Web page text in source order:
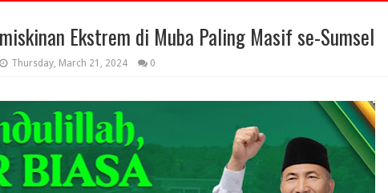
Ekstrem di Muba Paling Masif se-Sumsel
Thursday, March 21, 2024 0